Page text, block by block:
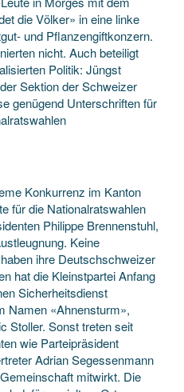
die Völker» in eine linke
und Pflanzengiftkonzern.
nicht. Auch beteiligt
Politik: Jüngst
Sektion der Schweizer
genügend Unterschriften für
Konkurrenz im Kanton
für die Nationalratswahlen
Philippe Brennenstuhl,
Keine
ihre Deutschschweizer
hat die Kleinstpartei Anfang
Sicherheitsdienst
Namen «Ahnensturm»,
Stoller. Sonst treten seit
wie Parteipräsident
Adrian Segessenmann
mitwirkt. Die